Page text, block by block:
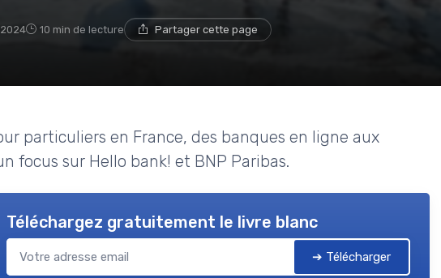
10 min de lecture Partager cette page
particuliers en France, des banques en ligne aux
focus sur Hello bank! et BNP Paribas.
Téléchargez gratuitement le livre blanc
➔ Télécharger